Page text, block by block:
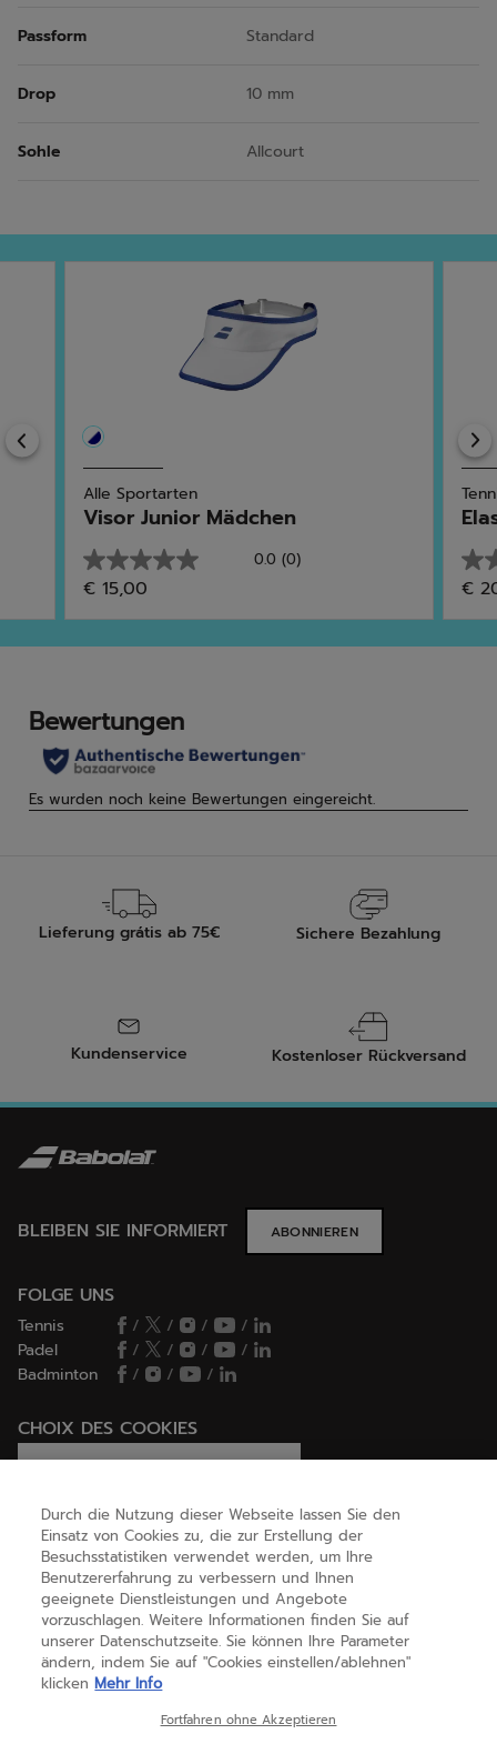
Passform Standard
Drop 10 mm
Sohle Allcourt
Previous
Alle Sportarten
Visor Junior Mädchen
0.0 (0)
0.0
von
5
Sternen.
€ 15,00
0.0
von
5
€
Lieferung grátis ab 75€ Sichere Bezahlung
Kundenservice Kostenloser Rückversand
BLEIBEN SIE INFORMIERT ABONNIEREN
FOLGE UNS
Tennis / / /
/
Padel
/ / /
/
Badminton
/ / /
CHOIX DES COOKIES
HILFE
ÜBER UNS
(deutsch)
Durch die Nutzung dieser Webseite lassen Sie den
Einsatz von Cookies zu, die zur Erstellung der
Besuchsstatistiken verwendet werden, um Ihre
Benutzererfahrung zu verbessern und Ihnen
geeignete Dienstleistungen und Angebote
vorzuschlagen. Weitere Informationen finden Sie auf
unserer Datenschutzseite. Sie können Ihre Parameter
ändern, indem Sie auf "Cookies einstellen/ablehnen"
klicken Mehr Info
Fortfahren ohne Akzeptieren